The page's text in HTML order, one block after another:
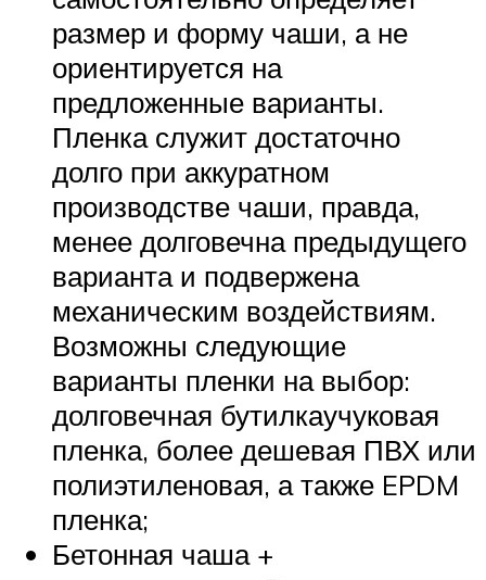
размер и форму чаши, а не
ориентируется на
предложенные варианты.
Пленка служит достаточно
долго при аккуратном
производстве чаши, правда,
менее долговечна предыдущего
варианта и подвержена
механическим воздействиям.
Возможны следующие
варианты пленки на выбор:
долговечная бутилкаучуковая
пленка, более дешевая ПВХ или
полиэтиленовая, а также EPDM
пленка;
Бетонная чаша +